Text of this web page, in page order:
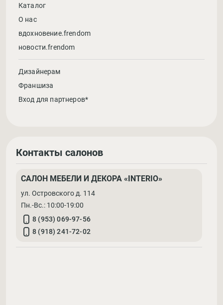
Каталог
О нас
вдохновение.frendom
новости.frendom
Дизайнерам
Франшиза
Вход для партнеров*
Контакты салонов
САЛОН МЕБЕЛИ И ДЕКОРА «INTERIO»
ул. Островского д. 114
Пн.-Вс.: 10:00-19:00
8 (953) 069-97-56
8 (918) 241-72-02